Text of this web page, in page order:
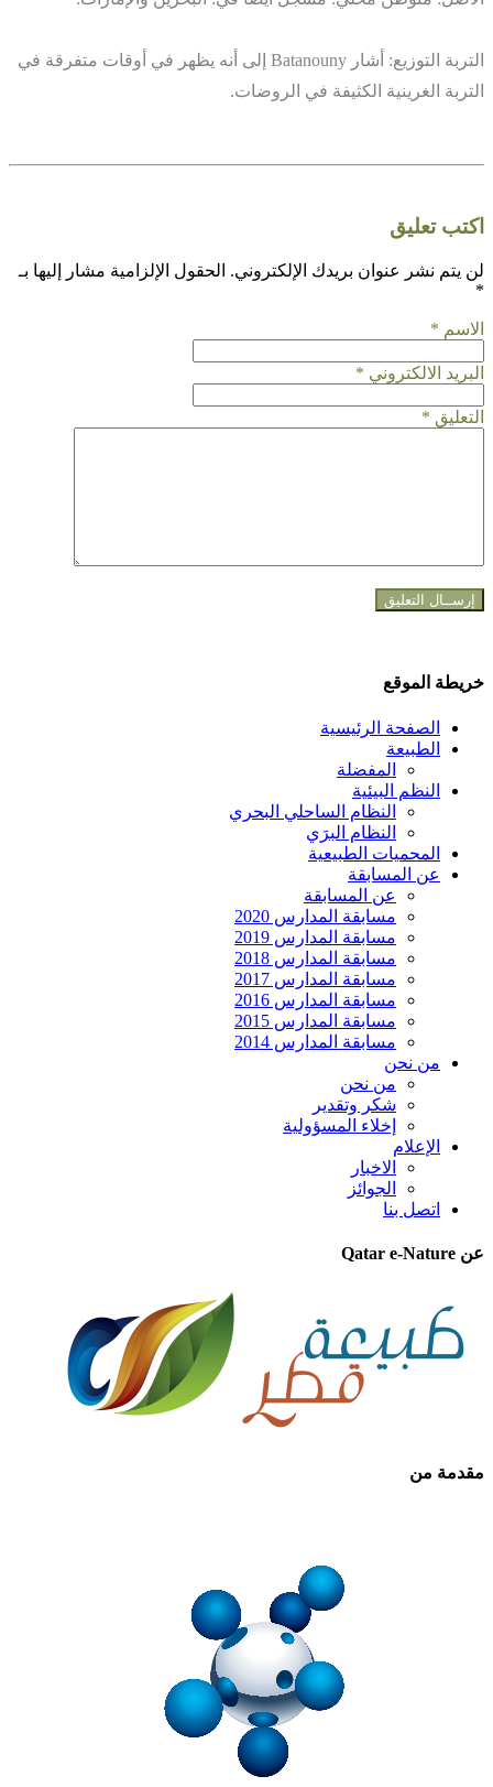
التربة التوزيع: أشار Batanouny إلى أنه يظهر في أوقات متفرقة في
التربة الغرينية الكثيفة في الروضات.
اكتب تعليق
لن يتم نشر عنوان بريدك الإلكتروني. الحقول الإلزامية مشار إليها بـ
*
الاسم *
البريد الالكتروني *
التعليق *
خريطة الموقع
الصفحة الرئيسية
الطبيعة
المفضلة
النظم البيئية
النظام الساحلي البحري
النظام البرَي
المحميات الطبيعية
عن المسابقة
عن المسابقة
مسابقة المدارس 2020
مسابقة المدارس 2019
مسابقة المدارس 2018
مسابقة المدارس 2017
مسابقة المدارس 2016
مسابقة المدارس 2015
مسابقة المدارس 2014
من نحن
من نحن
شكر وتقدير
إخلاء المسؤولية
الإعلام
الاخبار
الجوائز
اتصل بنا
عن Qatar e-Nature
مقدمة من